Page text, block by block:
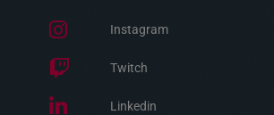
Instagram
Twitch
Linkedin